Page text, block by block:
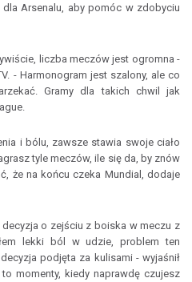
Arsenalu, aby pomóc w zdobyciu
liczba meczów jest ogromna -
- Harmonogram jest szalony, ale co
Gramy dla takich chwil jak
i bólu, zawsze stawia swoje ciało
tyle meczów, ile się da, by znów
że na końcu czeka Mundial, dodaje
o zejściu z boiska w meczu z
lekki ból w udzie, problem ten
podjęta za kulisami - wyjaśnił
momenty, kiedy naprawdę czujesz